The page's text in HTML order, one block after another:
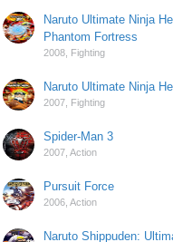
Naruto Ultimate Ninja
Phantom Fortress
2008, Fighting
Naruto Ultimate Ninja
2007, Fighting
Spider-Man 3
2007,Action
Pursuit Force
2006,Action
Naruto Shippuden: